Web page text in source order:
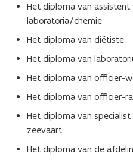
Het diploma van
laboratoria/chemie
Het diploma van diëtiste
Het diploma van
Het diploma van officier-
Het diploma van officier-
Het diploma van
zeevaart
Het diploma van de